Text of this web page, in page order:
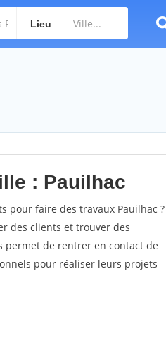
Lieu
: Pauilhac
pour faire des travaux Pauilhac ?
des clients et trouver des
permet de rentrer en contact de
pour réaliser leurs projets